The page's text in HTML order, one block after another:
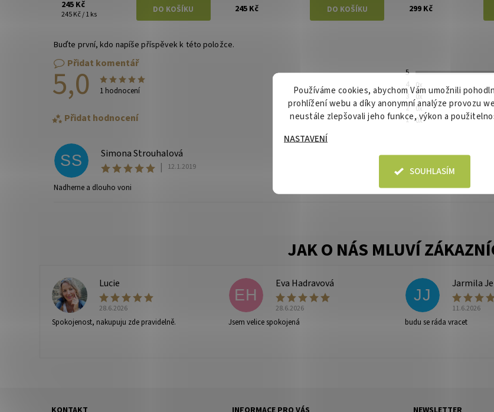
245 Kč
245 Kč / 1 ks
245 Kč
299 Kč
Buďte první, kdo napíše příspěvek k této položce.
Přidat komentář
5,0 1 hodnocení
Přidat hodnocení
5
4
0x
3
0x
2
0x
1
0x
podmínek ochrany osobních údajů.
SS
Simona Strouhalová
|
12.1.2019
Nadherne a dlouho voni
L
Lucie
28.6.2026
Spokojenost, nakupuju zde pravidelně.
EH
Eva Hadravová
28.6.2026
Jsem velice spokojená
JJ
Jarmila
11.6.2026
budu se ráda vracet
Používáme cookies, abychom Vám umožnili
prohlížení webu a díky anonymní analýze provozu
neustále zlepšovali jeho funkce, výkon a
NASTAVENÍ
SOUHLASÍM